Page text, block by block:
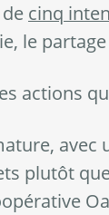
cinq
le
actions
plutôt